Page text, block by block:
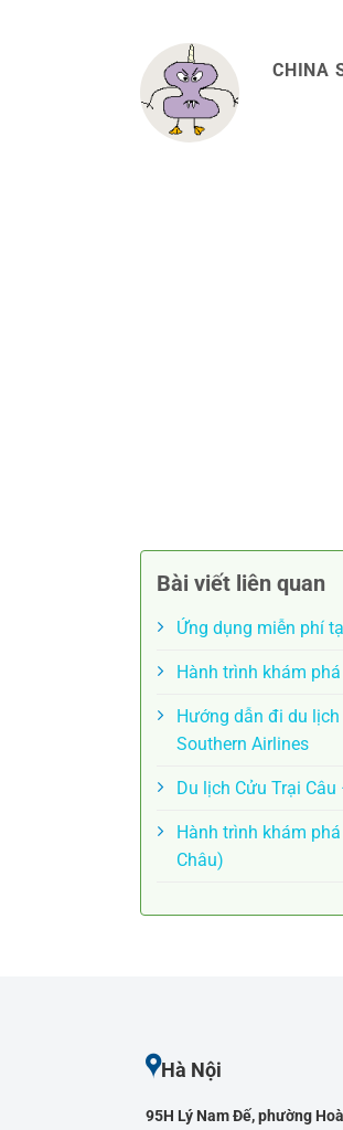
CHINA
Bài viết liên quan
Ứng dụng miễn phí
Hành trình khám
Hướng dẫn đi du
Southern Airlines
Du lịch Cửu Trại
Hành trình khám
Châu)
Hà Nội
95H Lý Nam Đế, phường